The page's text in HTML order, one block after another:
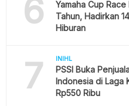
6
Yamaha Cup
Tahun, Hadirkan
Hiburan
7 INIHL
PSSI Buka
Indonesia di Laga
Rp550 Ribu